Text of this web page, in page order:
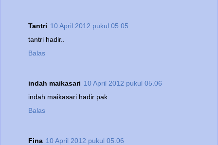
Tantri 10 April 2012 pukul 05.05
tantri hadir..
Balas
indah maikasari 10 April 2012 pukul 05.06
indah maikasari hadir pak
Balas
Fina 10 April 2012 pukul 05.06